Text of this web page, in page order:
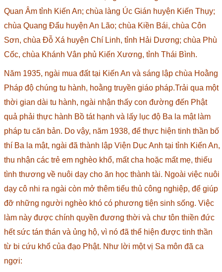
Quan Âm tỉnh Kiến An; chùa làng Úc Gián huyện Kiến Thụy;
chùa Quang Đẩu huyện An Lão; chùa Kiền Bái, chùa Côn
Sơn, chùa Đỗ Xá huyện Chí Linh, tỉnh Hải Dương; chùa Phù
Cốc, chùa Khánh Vân phủ Kiến Xương, tỉnh Thái Bình.
Năm 1935, ngài mua đất tại Kiến An và sáng lập chùa Hoằng
Pháp độ chúng tu hành, hoằng truyền giáo pháp.Trải qua một
thời gian dài tu hành, ngài nhận thấy con đường đến Phật
quả phải thực hành Bồ tát hạnh và lấy lục độ Ba la mật làm
pháp tu căn bản. Do vậy, năm 1938, để thực hiện tinh thần bố
thí Ba la mật, ngài đã thành lập Viện Dục Anh tại tỉnh Kiến An,
thu nhận các trẻ em nghèo khổ, mất cha hoặc mất mẹ, thiếu
tình thương về nuôi dạy cho ăn học thành tài. Ngoài việc nuôi
dạy cô nhi ra ngài còn mở thêm tiểu thủ công nghiệp, để giúp
đỡ những người nghèo khó có phương tiện sinh sống. Việc
làm này được chính quyền đương thời và chư tôn thiền đức
hết sức tán thán và ủng hộ, vì nó đã thể hiện được tinh thần
từ bi cứu khổ của đạo Phật. Như lời một vị Sa môn đã ca
ngợi: